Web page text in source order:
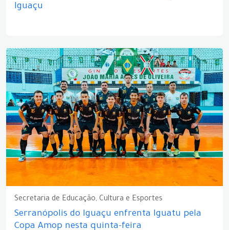
Iguaçu
Secretaria de Educação, Cultura e Esportes
Serranópolis do Iguaçu enfrenta Iguatu pela
Copa Amop nesta quinta-feira